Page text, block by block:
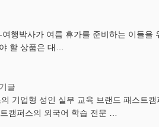
행박사가 여름 휴가를 준비하는 이들
할 상품은 대…
기업형 성인 실무 교육 브랜드 패스트
캠퍼스의 외국어 학습 전문 …